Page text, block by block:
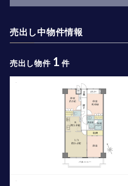
売出し中物件情報
売出し物件 1 件